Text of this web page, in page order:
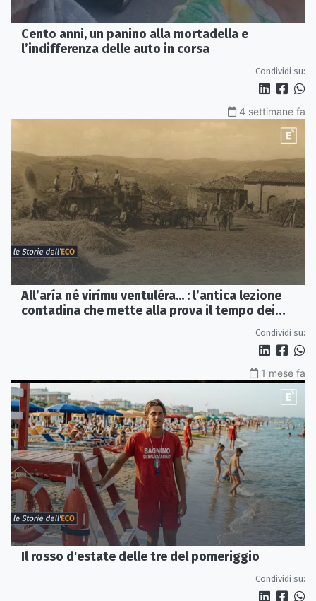
Cento anni, un panino alla mortadella e
l’indifferenza delle auto in corsa
Condividi su:
4 settimane fa
All’aría né virímu ventuléra... : l’antica lezione
contadina che mette alla prova il tempo dei
Condividi su:
1 mese fa
Il rosso d'estate delle tre del pomeriggio
Condividi su: